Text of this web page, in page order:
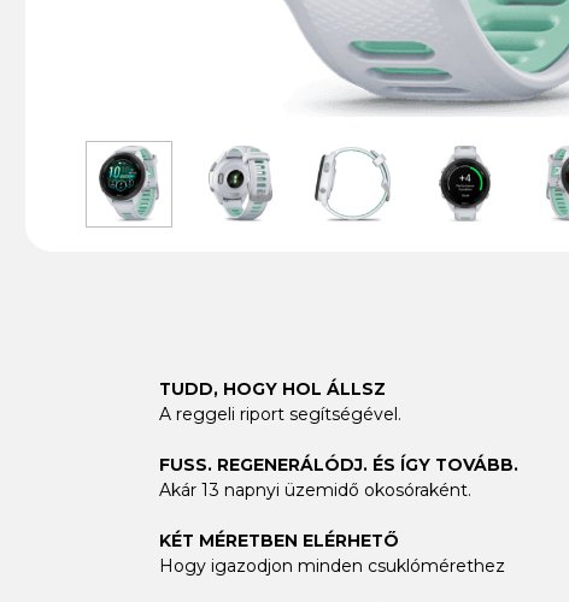
TUDD, HOGY HOL ÁLLSZ
A reggeli riport segítségével.
FUSS. REGENERÁLÓDJ. ÉS ÍGY TOVÁBB.
Akár 13 napnyi üzemidő okosóraként.
KÉT MÉRETBEN ELÉRHETŐ
Hogy igazodjon minden csuklómérethez